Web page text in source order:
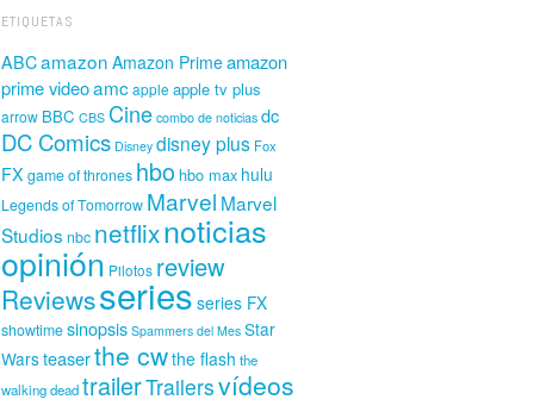
ETIQUETAS
ABCamazon Amazon Primeamazon
prime videoamcapple apple tv plus
arrow BBC CBS Cine combo de noticias dc
DC Comics Disney disney plus Fox
FX game of thrones hbo hbo max hulu
Legends of Tomorrow Marvel Marvel
Studios nbc netflixnoticias
opinión Pilotos review
Reviewsseries series FX
showtimesinopsis Spammers del Mes Star
Warsteaserthe cwthe flash the
walking deadtrailerTrailersvídeos